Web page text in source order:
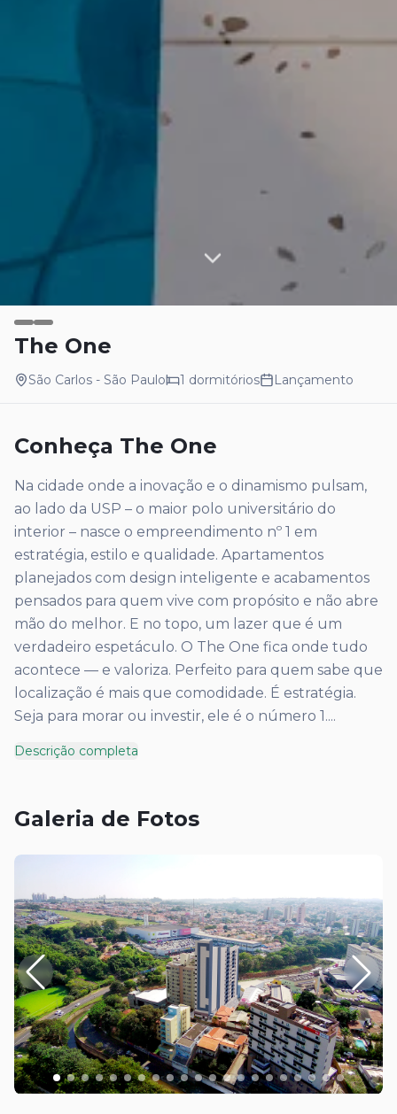
The One
São Carlos - São Paulo 1 dormitórios Lançamento
Conheça The One
Na cidade onde a inovação e o dinamismo pulsam,
ao lado da USP – o maior polo universitário do
interior – nasce o empreendimento nº 1 em
estratégia, estilo e qualidade. Apartamentos
planejados com design inteligente e acabamentos
pensados para quem vive com propósito e não abre
mão do melhor. E no topo, um lazer que é um
verdadeiro espetáculo. O The One fica onde tudo
acontece — e valoriza. Perfeito para quem sabe que
localização é mais que comodidade. É estratégia.
Seja para morar ou investir, ele é o número 1....
Descrição completa
Galeria de Fotos